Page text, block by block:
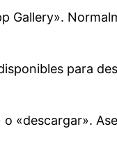
Gallery».
para
«descargar».